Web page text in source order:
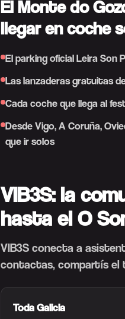
El Monte do
llegar en coche
El parking oficial Leira Son
Las lanzaderas gratuitas
Cada coche que llega al
Desde Vigo, A Coruña,
que ir solos
VIB3S: la
hasta el O
VIB3S conecta a
contactas, compartís el
Toda Galicia